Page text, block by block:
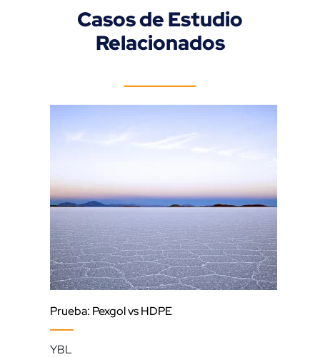
Casos de Estudio
Relacionados
Prueba: Pexgol vs HDPE
YBL